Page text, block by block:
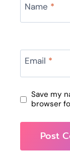
Name *
Email *
Save my
browser